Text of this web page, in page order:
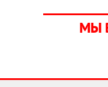
МЫ